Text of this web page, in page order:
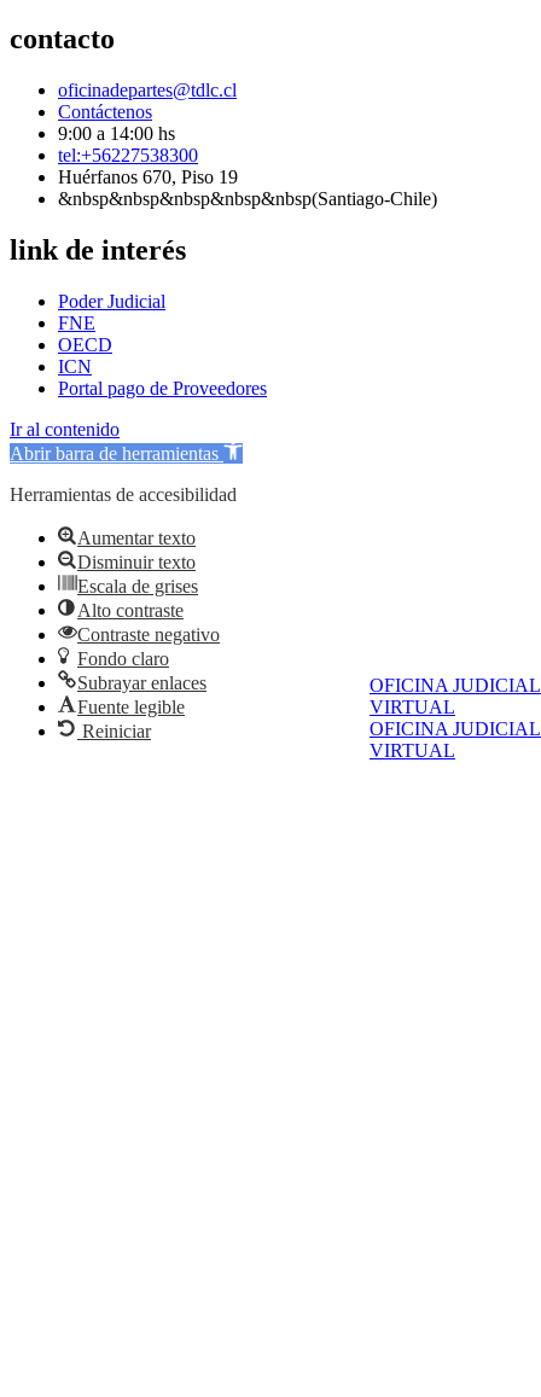
OFICINA JUDICIAL
VIRTUAL
OFICINA JUDICIAL
VIRTUAL
contacto
oficinadepartes@tdlc.cl
Contáctenos
9:00 a 14:00 hs
tel:+56227538300
Huérfanos 670, Piso 19
&nbsp&nbsp&nbsp&nbsp&nbsp(Santiago-Chile)
link de interés
Poder Judicial
FNE
OECD
ICN
Portal pago de Proveedores
Ir al contenido
Abrir barra de herramientas
Herramientas de accesibilidad
Aumentar texto
Disminuir texto
Escala de grises
Alto contraste
Contraste negativo
Fondo claro
Subrayar enlaces
Fuente legible
Reiniciar